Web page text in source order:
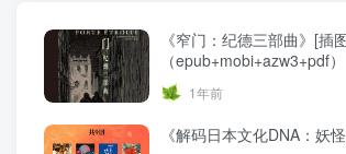
《窄门：纪德三部曲》[插
（epub+mobi+azw3+pdf）
1年前
《解码日本文化DNA：妖